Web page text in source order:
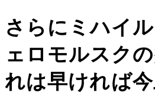
さらにミハイ
ェロモルスク
れは早ければ